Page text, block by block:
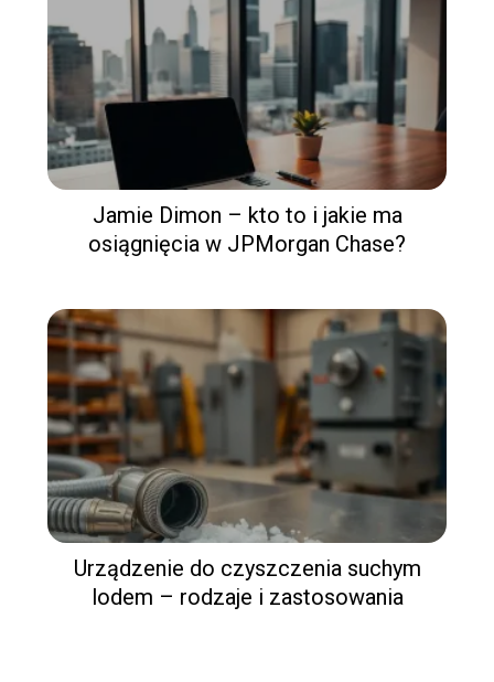
Jamie Dimon – kto to i jakie ma
osiągnięcia w JPMorgan Chase?
Urządzenie do czyszczenia suchym
lodem – rodzaje i zastosowania